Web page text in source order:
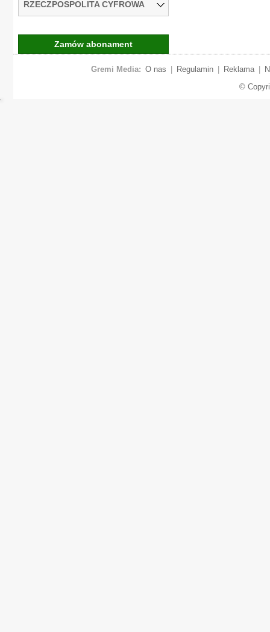
RZECZPOSPOLITA CYFROWA
Zamów abonament
Gremi Media: O nas Regulamin Reklama
©